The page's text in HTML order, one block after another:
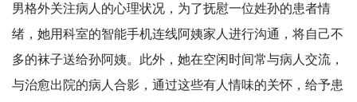
男格外关注病人的心理状况，为了抚慰一位姓孙的患者情
绪，她用科室的智能手机连线阿姨家人进行沟通，将自己不
多的袜子送给孙阿姨。此外，她在空闲时间常与病人交流，
与治愈出院的病人合影，通过这些有人情味的关怀，给予患